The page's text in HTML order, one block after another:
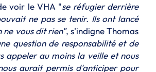
voir le VHA "se réfugier derrière
ne pas se tenir. Ils ont lancé
ne vous dit rien", s'indigne Thomas
question de responsabilité et de
appeler au moins la veille et nous
aurait permis d'anticiper pour